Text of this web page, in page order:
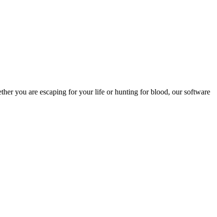
you are escaping for your life or hunting for blood, our software